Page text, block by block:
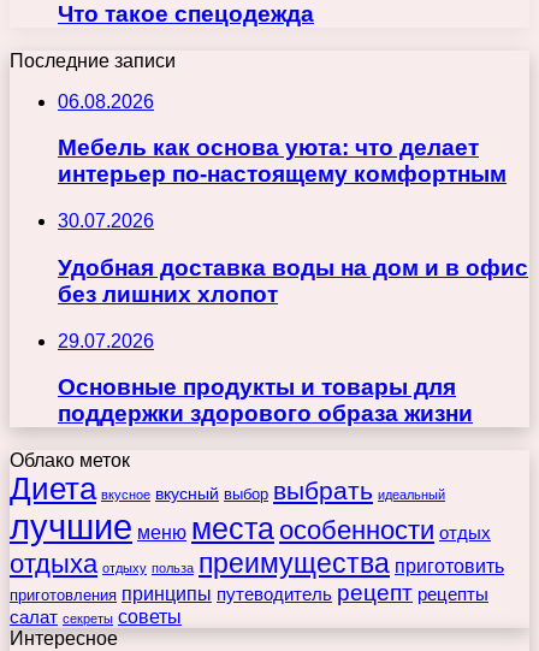
Что такое спецодежда
Последние записи
06.08.2026
Мебель как основа уюта: что делает
интерьер по-настоящему комфортным
30.07.2026
Удобная доставка воды на дом и в офис
без лишних хлопот
29.07.2026
Основные продукты и товары для
поддержки здорового образа жизни
Облако меток
Диета вкусное вкусный выбор выбрать идеальный
лучшие меню места особенности отдых
отдыха отдыху польза преимущества приготовить
приготовления принципы путеводитель рецепт рецепты
салат секреты советы
Интересное